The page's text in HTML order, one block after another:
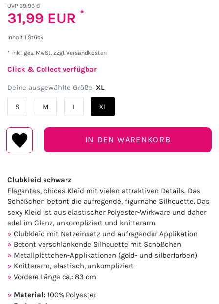
UVP 39,99 €
31,99 EUR *
Inhalt 1 Stück
* inkl. ges. MwSt. zzgl. Versandkosten
Click & Collect verfügbar
Deine ausgewählte Größe: XL
S M L XL
IN DEN WARENKORB
Clubkleid schwarz
Elegantes, chices Kleid mit vielen attraktiven Details. Das
Schößchen betont die aufregende, figurnahe Silhouette. Das
sexy Kleid ist aus elastischer Polyester-Wirkware und daher
edel im Glanz, unkompliziert und knitterarm.
Clubkleid mit Netzeinsatz und aufregender Applikation
Betont verschlankende Silhouette mit Schößchen
Metallplättchen-Applikationen (gold- und silberfarben)
Knitterarm, elastisch, unkompliziert
Vordere Länge ca.: 83 cm
Material: 100% Polyester